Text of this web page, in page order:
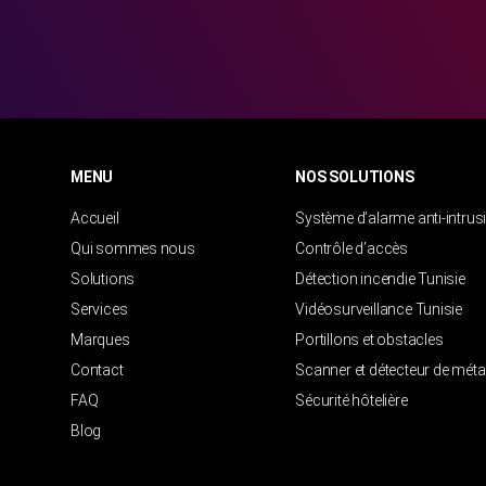
MENU
Accueil
Qui sommes nous
Solutions
Services
Marques
Contact
FAQ
Blog
NOS SOLUTIONS
Système d’alarme anti-
Contrôle d’accès
Détection incendie Tunisie
Vidéosurveillance Tunisie
Portillons et obstacles
Scanner et détecteur de
Sécurité hôtelière